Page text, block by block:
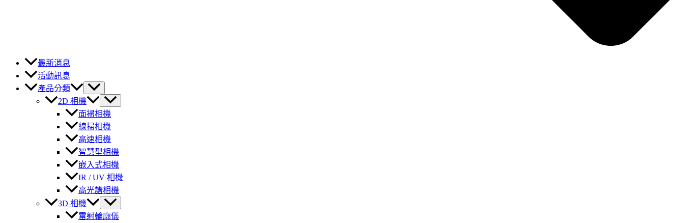
最新消息
活動訊息
產品分類
2D 相機
面掃相機
線掃相機
高速相機
智慧型相機
嵌入式相機
IR / UV 相機
高光譜相機
3D 相機
雷射輪廓儀